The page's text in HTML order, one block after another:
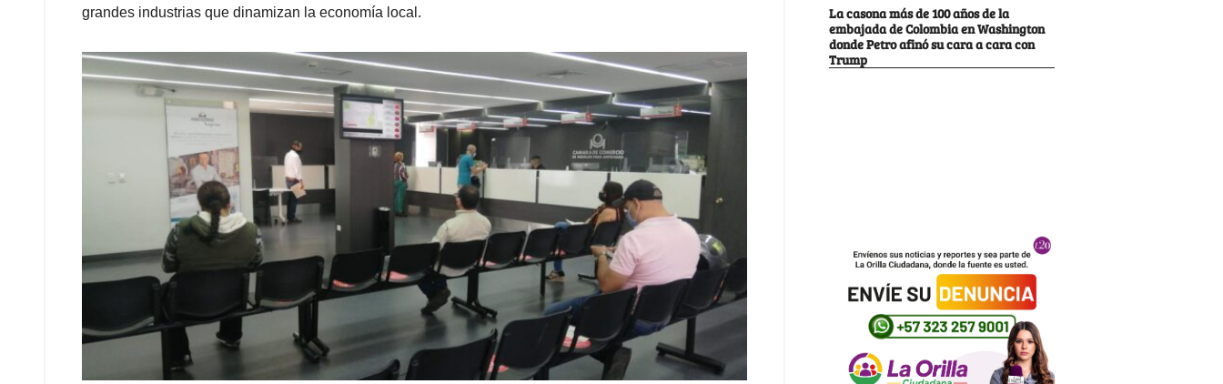
grandes industrias que dinamizan la economía local.
La casona más de 100 años de la
embajada de Colombia en Washington
donde Petro afinó su cara a cara con
Trump